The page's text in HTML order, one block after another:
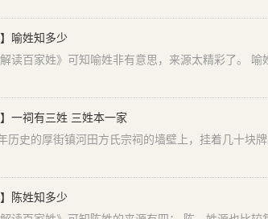
】喻姓知多少
】一祠有三姓 三姓本一家
】陈姓知多少